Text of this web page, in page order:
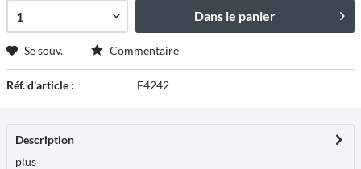
Dans le panier
Se souv. Commentaire
Réf. d'article : E4242
Description
plus